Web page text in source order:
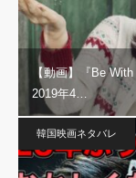
【動画】『Be
2019年4…
韓国映画ネタバレ